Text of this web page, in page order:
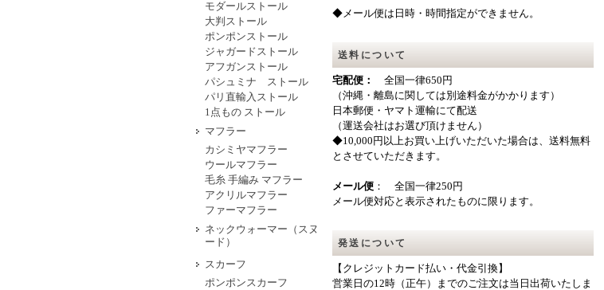
モダールストール
大判ストール
ポンポンストール
ジャガードストール
アフガンストール
パシュミナ ストール
パリ直輸入ストール
1点もの ストール
マフラー
カシミヤマフラー
ウールマフラー
毛糸 手編み マフラー
アクリルマフラー
ファーマフラー
ネックウォーマー（スヌ
ード）
スカーフ
ポンポンスカーフ
◆メール便は日時・時間指定ができません。
送料について
宅配便：
全国一律650円
（沖縄・離島に関しては別途料金がかかります）
日本郵便・ヤマト運輸にて配送
（運送会社はお選び頂けません）
◆10,000円以上お買い上げいただいた場合は、送料無料
とさせていただきます。
メール便 ： 全国一律250円
メール便対応と表示されたものに限ります。
発送について
【クレジットカード払い・代金引換】
営業日の12時（正午）までのご注文は当日出荷いたしま